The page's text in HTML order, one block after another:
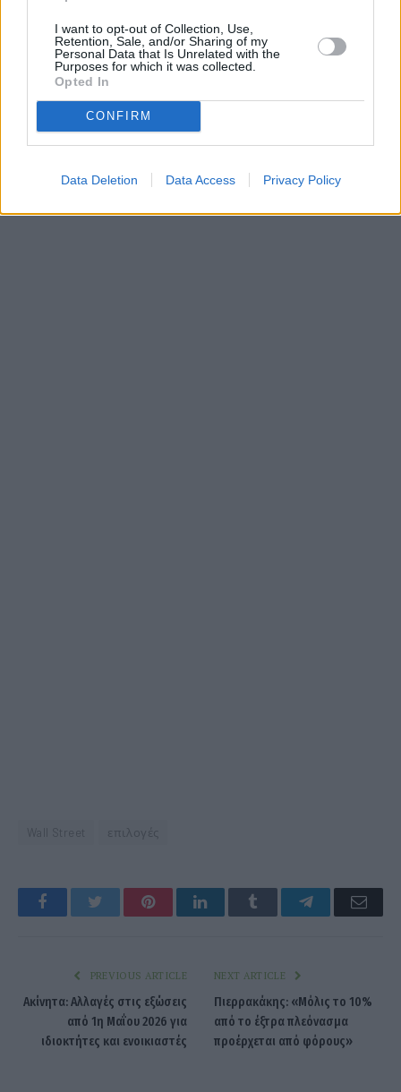
I want to opt-out of Collection, Use,
Retention, Sale, and/or Sharing of my
Personal Data that Is Unrelated with the
Purposes for which it was collected.
Opted In
CONFIRM
Data Deletion Data Access Privacy Policy
Wall Street επιλογές
Facebook Twitter PinterestLinkedIn Tumblr Telegram
PREVIOUS ARTICLE
Ακίνητα: Αλλαγές στις εξώσεις
από 1η Μαΐου 2026 για
ιδιοκτήτες και ενοικιαστές
NEXT ARTICLE
Πιερρακάκης: «Μόλις το 10%
από το έξτρα πλεόνασμα
προέρχεται από φόρους»